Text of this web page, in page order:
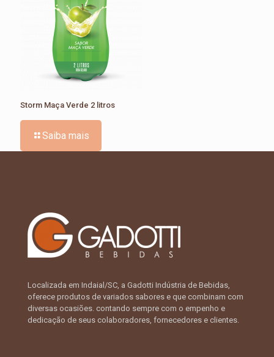
Storm Maça Verde 2 litros
Saiba mais
Localizada em Indaial/SC, a Gadotti Indústria de Bebidas,
oferece produtos de variados sabores e que combinam com
diversas ocasiões. contando sempre com o empenho e
dedicação de seus colaboradores, fornecedores e clientes.